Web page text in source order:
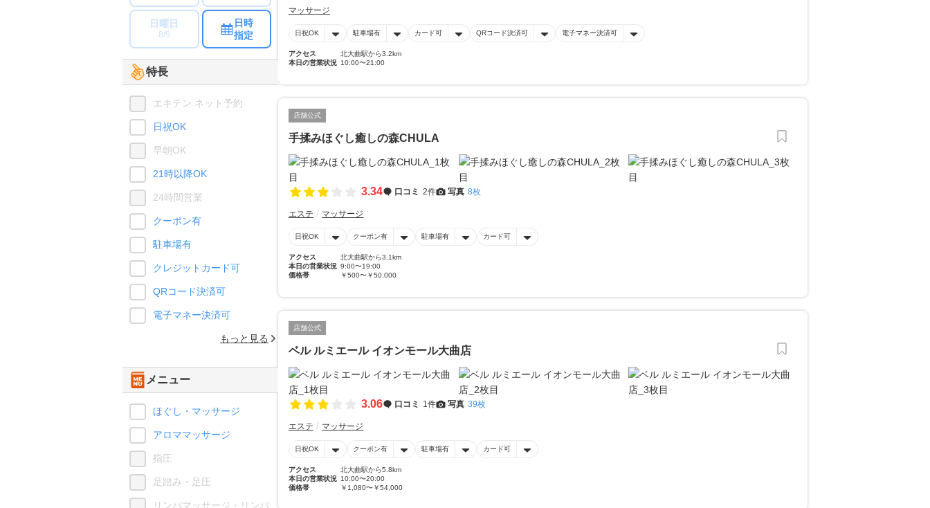
マッサージ
日祝OK 駐車場有 カード可 QRコード決済可 電子マネー決済可
アクセス
北大曲駅から3.2km
本日の営業状況 10:00〜21:00
店舗公式
手揉みほぐし癒しの森CHULA
3.34 口コミ 2件 写真 8枚
エステ マッサージ
日祝OK クーポン有 駐車場有 カード可
アクセス
北大曲駅から3.1km
本日の営業状況 9:00〜19:00
価格帯
￥500〜￥50,000
店舗公式
ベル ルミエール イオンモール大曲店
3.06 口コミ 1件 写真 39枚
エステ マッサージ
日祝OK クーポン有 駐車場有 カード可
アクセス
北大曲駅から5.8km
本日の営業状況 10:00〜20:00
価格帯
￥1,080〜￥54,000
日曜日
8/9
日時
指定
特長
エキテン ネット予約
日祝OK
早朝OK
21時以降OK
24時間営業
クーポン有
駐車場有
クレジットカード可
QRコード決済可
電子マネー決済可
もっと見る
メニュー
ほぐし・マッサージ
アロママッサージ
指圧
足踏み・足圧
リンパマッサージ・リンパ